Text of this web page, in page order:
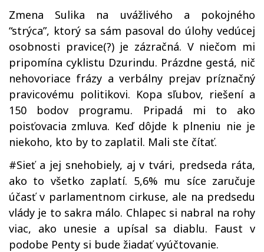
Zmena Sulika na uvážlivého a pokojného
“strýca”, ktorý sa sám pasoval do úlohy vedúcej
osobnosti pravice(?) je zázračná. V niečom mi
pripomína cyklistu Dzurindu. Prázdne gestá, nič
nehovoriace frázy a verbálny prejav príznačný
pravicovému politikovi. Kopa sľubov, riešení a
150 bodov programu. Pripadá mi to ako
poisťovacia zmluva. Keď dôjde k plneniu nie je
niekoho, kto by to zaplatil. Mali ste čítať.
#Sieť a jej snehobiely, aj v tvári, predseda ráta,
ako to všetko zaplatí. 5,6% mu síce zaručuje
účasť v parlamentnom cirkuse, ale na predsedu
vlády je to sakra málo. Chlapec si nabral na rohy
viac, ako unesie a upísal sa diablu. Faust v
podobe Penty si bude žiadať vyúčtovanie.